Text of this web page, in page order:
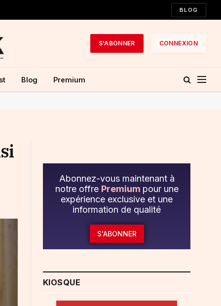
BLOG
S'ABONNER CONNEXION
Blog Premium
Abonnez-vous maintenant à
notre offre Premium pour une
expérience exclusive et une
information de qualité
S'ABONNER
KIOSQUE